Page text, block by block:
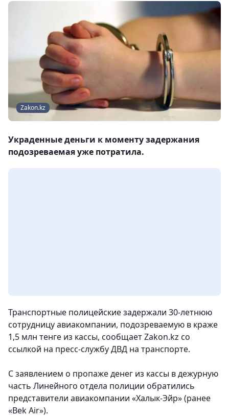
Zakon.kz
Украденные деньги к моменту задержания
подозреваемая уже потратила.
Транспортные полицейские задержали 30-летнюю
сотрудницу авиакомпании, подозреваемую в краже
1,5 млн тенге из кассы, сообщает Zakon.kz со
ссылкой на пресс-службу ДВД на транспорте.
С заявлением о пропаже денег из кассы в дежурную
часть Линейного отдела полиции обратились
представители авиакомпании «Халык-Эйр» (ранее
«Bek Air»).